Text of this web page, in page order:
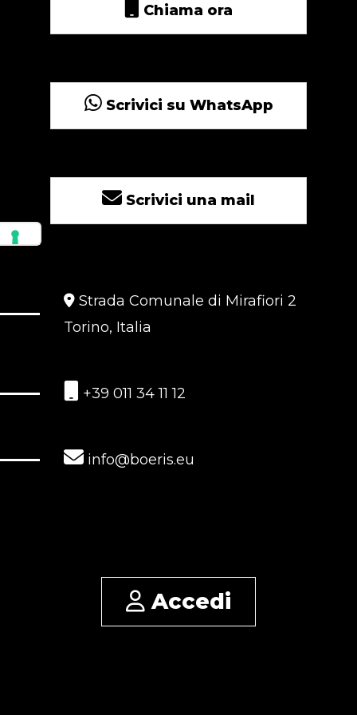
Chiama ora
Scrivici su WhatsApp
Scrivici una mail
Strada Comunale di Mirafiori 2
Torino, Italia
+39 011 34 11 12
info@boeris.eu
Accedi